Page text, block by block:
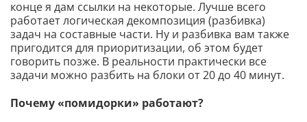
конце я дам ссылки на некоторые. Лучше всего
работает логическая декомпозиция (разбивка)
задач на составные части. Ну и разбивка вам также
пригодится для приоритизации, об этом будет
говорить позже. В реальности практически все
задачи можно разбить на блоки от 20 до 40 минут.
Почему «помидорки» работают?